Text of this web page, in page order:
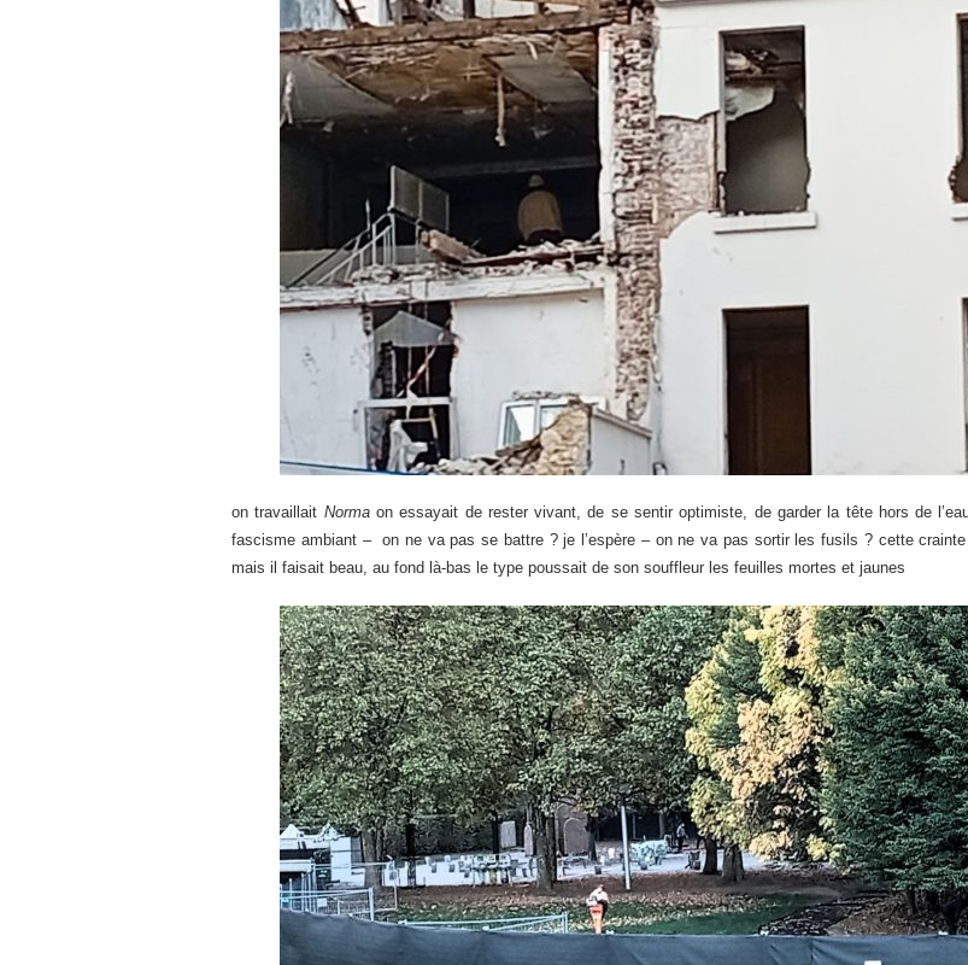
on travaillait Norma on essayait de rester vivant, de se sentir optimiste, de garder la tête hors de
fascisme ambiant – on ne va pas se battre ? je l’espère – on ne va pas sortir les fusils ? cette
mais il faisait beau, au fond là-bas le type poussait de son souffleur les feuilles mortes et jaunes